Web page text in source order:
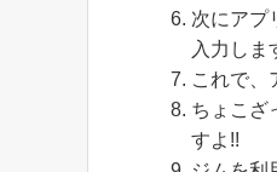
次にアプ
入力しま
これで、
ちょこざ
すよ!!